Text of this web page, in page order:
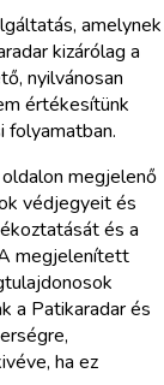
amelynek
kizárólag a
nyilvánosan
értékesítünk
folyamatban.
megjelenő
védjegyeit és
és a
megjelenített
a Patikaradar és
ha ez